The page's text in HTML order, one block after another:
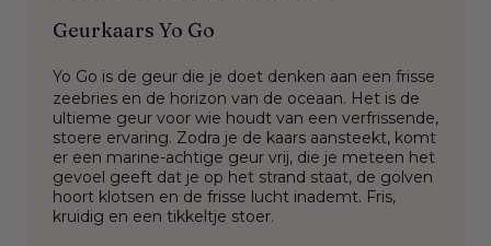
Geurkaars Yo Go
Yo Go is de geur die je doet denken aan een frisse
zeebries en de horizon van de oceaan. Het is de
ultieme geur voor wie houdt van een verfrissende,
stoere ervaring. Zodra je de kaars aansteekt, komt
er een marine-achtige geur vrij, die je meteen het
gevoel geeft dat je op het strand staat, de golven
hoort klotsen en de frisse lucht inademt. Fris,
kruidig en een tikkeltje stoer.